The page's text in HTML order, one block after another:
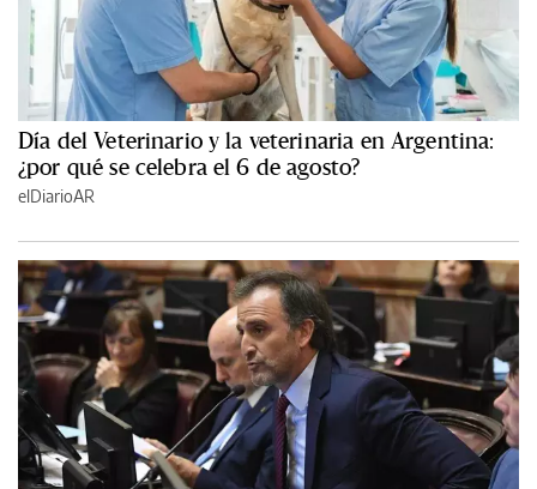
Día del Veterinario y la veterinaria en Argentina:
¿por qué se celebra el 6 de agosto?
elDiarioAR